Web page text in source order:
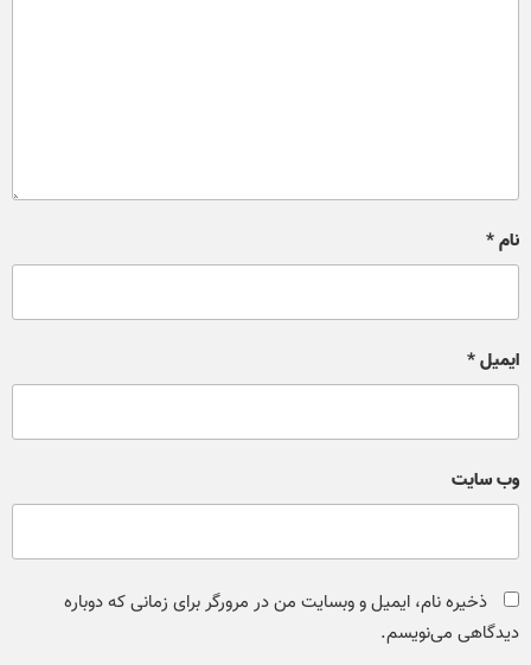
نام*
ایمیل*
وب‌ سایت
ذخیره نام، ایمیل و وبسایت من در مرورگر برای زمانی که دوباره
دیدگاهی می‌نویسم.